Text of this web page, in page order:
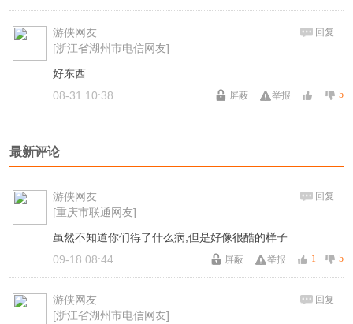
游侠网友
[浙江省湖州市电信网友]
回复
好东西
5
举报
屏蔽
08-31 10:38
最新评论
游侠网友
[重庆市联通网友]
回复
虽然不知道你们得了什么病,但是好像很酷的样子
5
1
举报
屏蔽
09-18 08:44
游侠网友
[浙江省湖州市电信网友]
回复